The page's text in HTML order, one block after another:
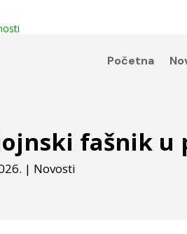
Početna
fašnik u
| Novosti